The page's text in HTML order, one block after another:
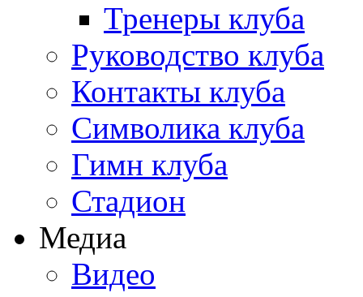
Тренеры клуба
Руководство клуба
Контакты клуба
Символика клуба
Гимн клуба
Стадион
Медиа
Видео